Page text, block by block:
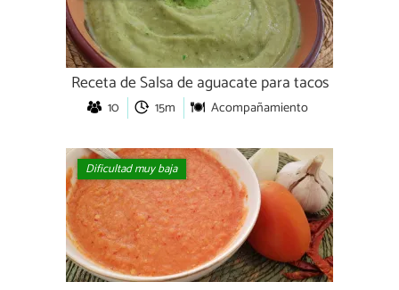
Receta de Salsa de aguacate para tacos
10 15m Acompañamiento
Dificultad muy baja